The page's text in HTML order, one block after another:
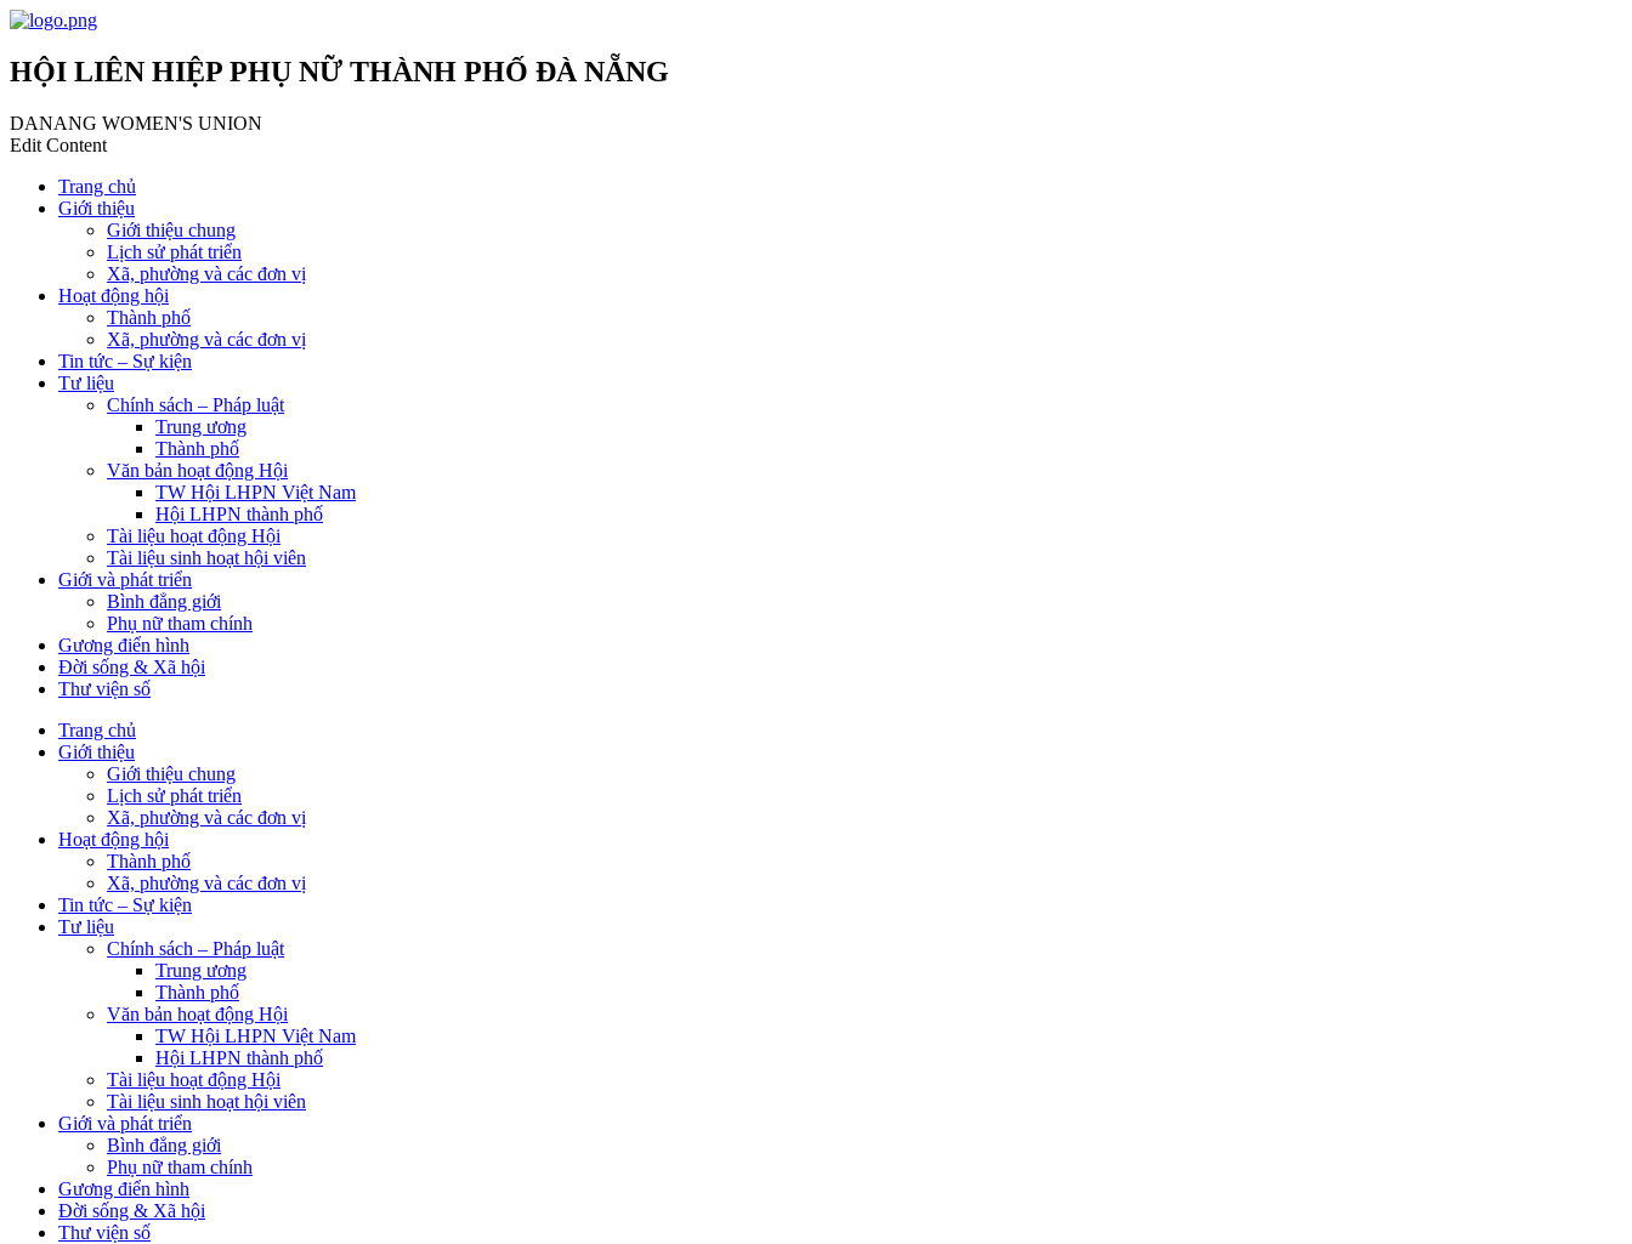
HỘI LIÊN HIỆP PHỤ NỮ THÀNH PHỐ ĐÀ NẴNG
DANANG WOMEN'S UNION
Edit Content
Trang chủ
Giới thiệu
Giới thiệu chung
Lịch sử phát triển
Xã, phường và các đơn vị
Hoạt động hội
Thành phố
Xã, phường và các đơn vị
Tin tức – Sự kiện
Tư liệu
Chính sách – Pháp luật
Trung ương
Thành phố
Văn bản hoạt động Hội
TW Hội LHPN Việt Nam
Hội LHPN thành phố
Tài liệu hoạt động Hội
Tài liệu sinh hoạt hội viên
Giới và phát triển
Bình đẳng giới
Phụ nữ tham chính
Gương điển hình
Đời sống & Xã hội
Thư viện số
Trang chủ
Giới thiệu
Giới thiệu chung
Lịch sử phát triển
Xã, phường và các đơn vị
Hoạt động hội
Thành phố
Xã, phường và các đơn vị
Tin tức – Sự kiện
Tư liệu
Chính sách – Pháp luật
Trung ương
Thành phố
Văn bản hoạt động Hội
TW Hội LHPN Việt Nam
Hội LHPN thành phố
Tài liệu hoạt động Hội
Tài liệu sinh hoạt hội viên
Giới và phát triển
Bình đẳng giới
Phụ nữ tham chính
Gương điển hình
Đời sống & Xã hội
Thư viện số